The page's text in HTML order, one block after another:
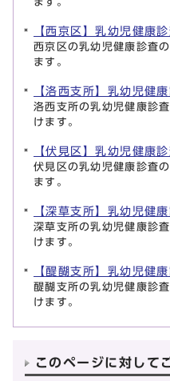
【西京区】乳幼児健康
西京区の乳幼児健康診査
ます。
【洛西支所】乳幼児健
洛西支所の乳幼児健康診
けます。
【伏見区】乳幼児健康
伏見区の乳幼児健康診査
ます。
【深草支所】乳幼児健
深草支所の乳幼児健康診
けます。
【醍醐支所】乳幼児健
醍醐支所の乳幼児健康診
けます。
このページに対して